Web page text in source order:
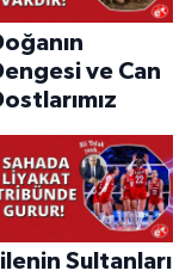
ve Can
Sultanları